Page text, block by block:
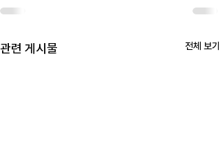
관련 게시물 전체 보기